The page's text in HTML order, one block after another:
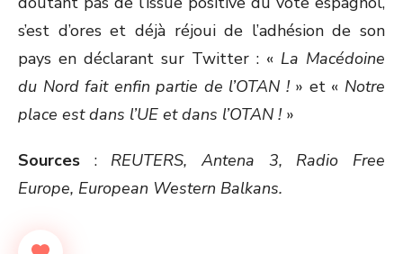
s’est d’ores et déjà réjoui de l’adhésion de son
pays en déclarant sur Twitter : « La Macédoine
du Nord fait enfin partie de l’OTAN !» et « Notre
place est dans l’UE et dans l’OTAN !»
Sources : REUTERS, Antena 3, Radio Free
Europe, European Western Balkans.